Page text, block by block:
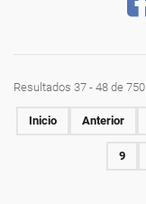
Resultados 37 - 48 de 750
Inicio Anterior
9